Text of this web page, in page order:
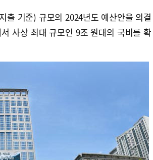
출 기준) 규모의 2024년도 예산안을 의결
사상 최대 규모인 9조 원대의 국비를 확